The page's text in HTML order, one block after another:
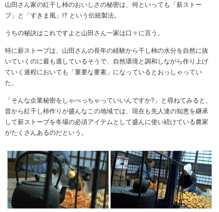
山田さん家の紅干し柿のおいしさの秘密は、何といっても「薪ストー
ブ」と「すきま風」!? という伝統製法。
うちの秘訣はこれですよと山田さん一家は口々に言う。
特に薪ストーブは、山田さんの長年の経験から干し柿の水分を自然に抜
いていくのに最も適しているそうで、自然環境と調和しながら作り上げ
ていく過程においても「重要な要素」になっているとおっしゃってい
た。
「そんな企業秘密をしゃべっちゃっていいんですか?」と尋ねてみると、
昔から紅干し柿作りが盛んなこの地域では、現在も先人達の知恵を継承
して薪ストーブを冬場の必須アイテムとして盛んに使い続けている農家
がたくさんあるのだという。